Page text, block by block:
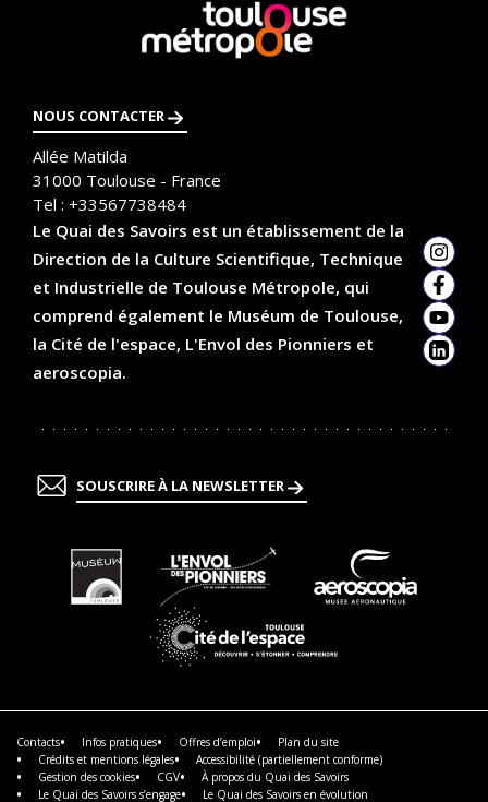
En
savoir
plus
NOUS CONTACTER
Allée Matilda
31000 Toulouse - France
Tel : +33567738484
Le Quai des Savoirs est un établissement de la
Direction de la Culture Scientifique, Technique
et Industrielle de Toulouse Métropole, qui
comprend également le Muséum de Toulouse,
la Cité de l'espace, L'Envol des Pionniers et
aeroscopia.
SOUSCRIRE À LA NEWSLETTER
En
savoir
plus
Contacts Infos pratiques Offres d’emploi
Plan du site
Crédits et mentions légales
Accessibilité (partiellement conforme)
Gestion des cookies
CGV
À propos du Quai des Savoirs
Le Quai des Savoirs s’engage
Le Quai des Savoirs en évolution